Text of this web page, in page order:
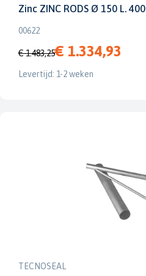
Zinc ZINC RODS Ø 150 L. 400
00622
€ 1.483,25€ 1.334,93
Levertijd: 1-2 weken
TECNOSEAL